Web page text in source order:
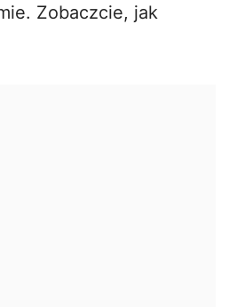
Zobaczcie, jak